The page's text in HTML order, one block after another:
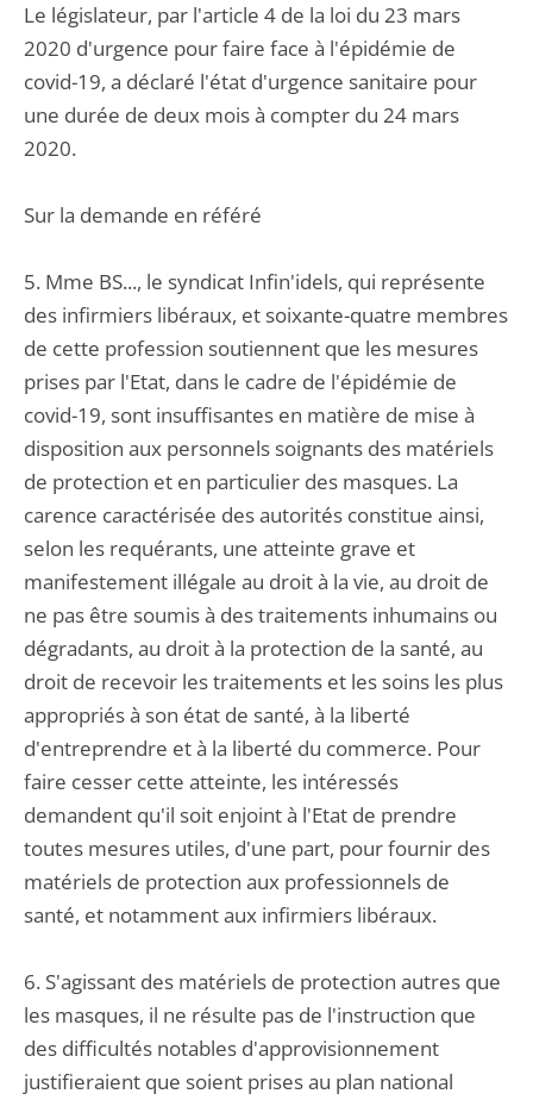
Le législateur, par l'article 4 de la loi du 23 mars
2020 d'urgence pour faire face à l'épidémie de
covid-19, a déclaré l'état d'urgence sanitaire pour
une durée de deux mois à compter du 24 mars
2020.
Sur la demande en référé
5. Mme BS..., le syndicat Infin'idels, qui représente
des infirmiers libéraux, et soixante-quatre membres
de cette profession soutiennent que les mesures
prises par l'Etat, dans le cadre de l'épidémie de
covid-19, sont insuffisantes en matière de mise à
disposition aux personnels soignants des matériels
de protection et en particulier des masques. La
carence caractérisée des autorités constitue ainsi,
selon les requérants, une atteinte grave et
manifestement illégale au droit à la vie, au droit de
ne pas être soumis à des traitements inhumains ou
dégradants, au droit à la protection de la santé, au
droit de recevoir les traitements et les soins les plus
appropriés à son état de santé, à la liberté
d'entreprendre et à la liberté du commerce. Pour
faire cesser cette atteinte, les intéressés
demandent qu'il soit enjoint à l'Etat de prendre
toutes mesures utiles, d'une part, pour fournir des
matériels de protection aux professionnels de
santé, et notamment aux infirmiers libéraux.
6. S'agissant des matériels de protection autres que
les masques, il ne résulte pas de l'instruction que
des difficultés notables d'approvisionnement
justifieraient que soient prises au plan national